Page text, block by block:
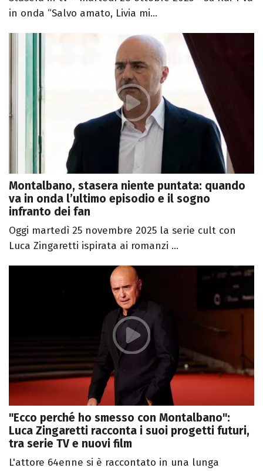
in onda “Salvo amato, Livia mi...
Montalbano, stasera niente puntata: quando
va in onda l’ultimo episodio e il sogno
infranto dei fan
Oggi martedì 25 novembre 2025 la serie cult con
Luca Zingaretti ispirata ai romanzi ...
"Ecco perché ho smesso con Montalbano":
Luca Zingaretti racconta i suoi progetti futuri,
tra serie TV e nuovi film
L'attore 64enne si è raccontato in una lunga